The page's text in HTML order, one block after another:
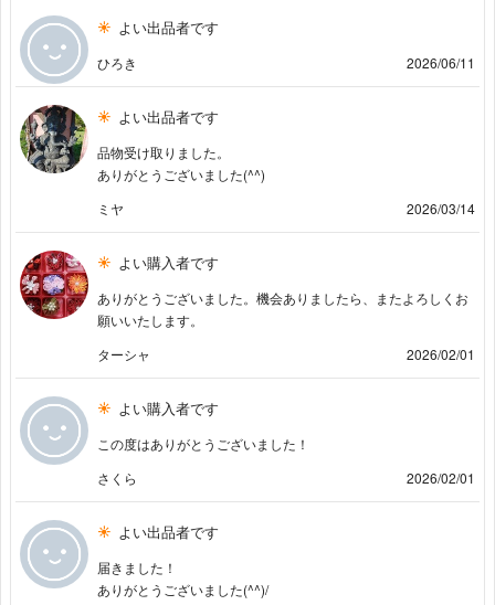
よい出品者です
ひろき 2026/06/11
よい出品者です
品物受け取りました。
ありがとうございました(^^)
ミヤ
2026/03/14
よい購入者です
ありがとうございました。機会ありましたら、またよろしくお
願いいたします。
ターシャ
2026/02/01
よい購入者です
この度はありがとうございました！
さくら
2026/02/01
よい出品者です
届きました！
ありがとうございました(^^)/